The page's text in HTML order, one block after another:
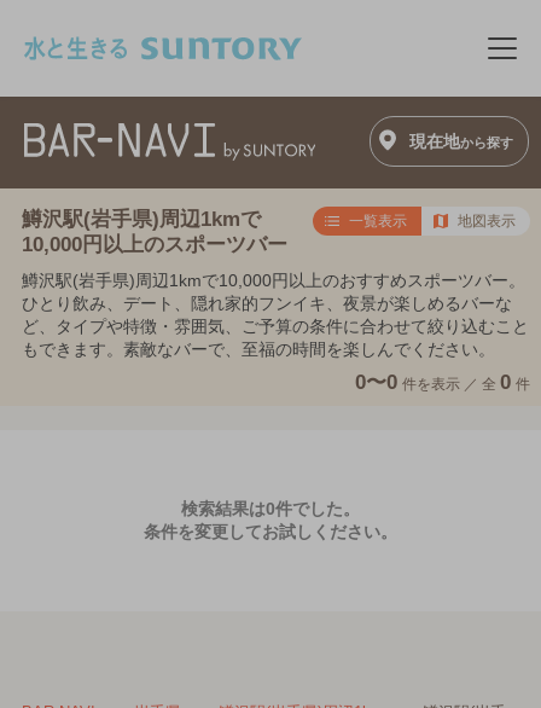
メ
現在地から探す
鱒沢駅(岩手県)周辺1kmで
10,000円以上のスポーツバー
一覧表示 地図表示
鱒沢駅(岩手県)周辺1kmで10,000円以上のおすすめスポーツバー。
ひとり飲み、デート、隠れ家的フンイキ、夜景が楽しめるバーな
ど、タイプや特徴・雰囲気、ご予算の条件に合わせて絞り込むこと
もできます。素敵なバーで、至福の時間を楽しんでください。
0〜0 件を表示 ／ 全 0 件
検索結果は0件でした。
条件を変更してお試しください。